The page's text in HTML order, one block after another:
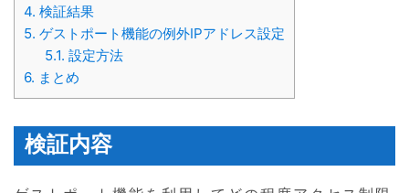
4. 検証結果
5. ゲストポート機能の例外IPアドレス設定
5.1. 設定方法
6. まとめ
検証内容